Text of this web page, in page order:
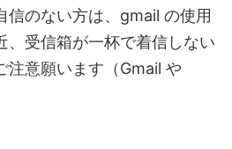
信のない方は、gmail の使用
、受信箱が一杯で着信しない
注意願います（Gmail や